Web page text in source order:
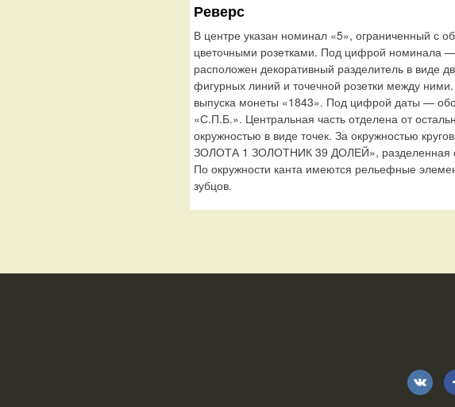
Реверс
В центре указан номинал «5», ограниченный с
цветочными розетками. Под цифрой номинала
расположен декоративный разделитель в виде
фигурных линий и точечной розетки между
выпуска монеты «1843». Под цифрой даты —
«С.П.Б.». Центральная часть отделена от
окружностью в виде точек. За окружностью
ЗОЛОТА 1 ЗОЛОТНИК 39 ДОЛЕЙ», разделенная
По окружности канта имеются рельефные
зубцов.